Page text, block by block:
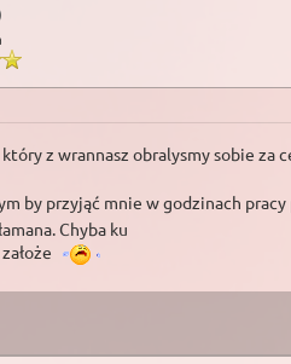
z wrannasz obralysmy sobie za
by przyjąć mnie w godzinach
Chyba ku